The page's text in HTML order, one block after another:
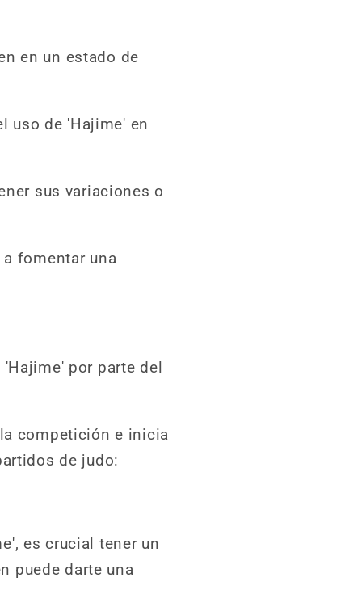
en un estado de
uso de 'Hajime' en
sus variaciones o
fomentar una
por parte del
competición e inicia
de judo:
es crucial tener un
puede darte una